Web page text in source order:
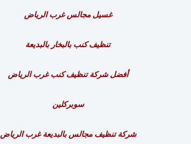
غسيل مجالس غرب الرياض
تنظيف كنب بالبخار بالبديعة
أفضل شركة تنظيف كنب غرب الرياض
سوبركلين
شركة تنظيف مجالس بالبديعة غرب الرياض